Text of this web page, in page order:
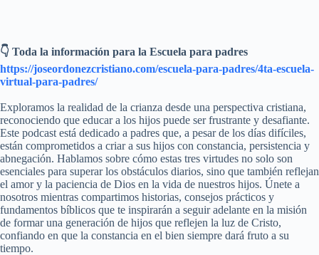
👇 Toda la información para la Escuela para padres
https://joseordonezcristiano.com/escuela-para-padres/4ta-escuela-
virtual-para-padres/
Exploramos la realidad de la crianza desde una perspectiva cristiana,
reconociendo que educar a los hijos puede ser frustrante y desafiante.
Este podcast está dedicado a padres que, a pesar de los días difíciles,
están comprometidos a criar a sus hijos con constancia, persistencia y
abnegación. Hablamos sobre cómo estas tres virtudes no solo son
esenciales para superar los obstáculos diarios, sino que también reflejan
el amor y la paciencia de Dios en la vida de nuestros hijos. Únete a
nosotros mientras compartimos historias, consejos prácticos y
fundamentos bíblicos que te inspirarán a seguir adelante en la misión
de formar una generación de hijos que reflejen la luz de Cristo,
confiando en que la constancia en el bien siempre dará fruto a su
tiempo.